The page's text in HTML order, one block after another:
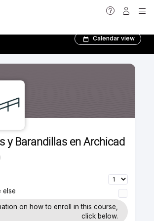
Calendar view
y Barandillas en Archicad
else
on how to enroll in this course,
click below.